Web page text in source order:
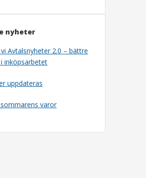
nyheter
Avtalsnyheter 2.0 – bättre
inköpsarbetet
uppdateras
varor